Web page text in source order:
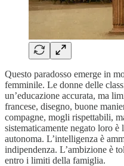
Questo paradosso emerge in
femminile. Le donne delle
un’educazione accurata, ma
francese, disegno, buone
compagne, mogli rispettabili,
sistematicamente negato loro è
autonoma. L’intelligenza è
indipendenza. L’ambizione è
entro i limiti della famiglia.